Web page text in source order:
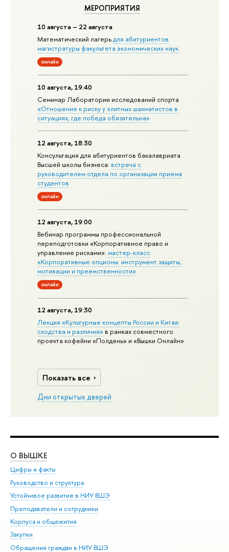
МЕРОПРИЯТИЯ
10 августа – 22 августа
Математический лагерьдля абитуриентов
магистратуры факультета экономических наук
онлайн
10 августа, 19:40
Семинар Лаборатории исследований спорта
«Отношение к риску у элитных шахматистов в
ситуациях, где победа обязательна»
12 августа, 18:30
Консультация для абитуриентов бакалавриата
Высшей школы бизнеса: встреча с
руководителем отдела по организации приема
студентов
онлайн
12 августа, 19:00
Вебинар программы профессиональной
переподготовки «Корпоративное право и
управление рисками»:мастер-класс
«Корпоративные опционы: инструмент защиты,
мотивации и преемственности»
онлайн
12 августа, 19:30
Лекция «Культурные концепты России и Китая:
сходства и различия» в рамках совместного
проекта кофейни «Полдень» и «Вышки Онлайн»
Показать все
Дни открытых дверей
О ВЫШКЕ
Цифры и факты
Руководство и структура
Устойчивое развитие в НИУ ВШЭ
Преподаватели и сотрудники
Корпуса и общежития
Закупки
Обращения граждан в НИУ ВШЭ